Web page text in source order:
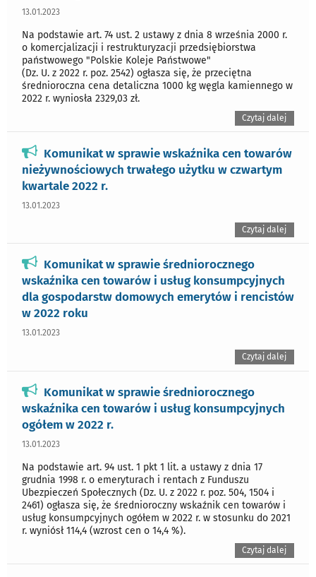
13.01.2023
Na podstawie art. 74 ust. 2 ustawy z dnia 8 września 2000 r.
o komercjalizacji i restrukturyzacji przedsiębiorstwa
państwowego "Polskie Koleje Państwowe"
(Dz. U. z 2022 r. poz. 2542) ogłasza się, że przeciętna
średnioroczna cena detaliczna 1000 kg węgla kamiennego w
2022 r. wyniosła 2329,03 zł.
Czytaj dalej
Komunikat w sprawie wskaźnika cen towarów
nieżywnościowych trwałego użytku w czwartym
kwartale 2022 r.
13.01.2023
Czytaj dalej
Komunikat w sprawie średniorocznego
wskaźnika cen towarów i usług konsumpcyjnych
dla gospodarstw domowych emerytów i rencistów
w 2022 roku
13.01.2023
Czytaj dalej
Komunikat w sprawie średniorocznego
wskaźnika cen towarów i usług konsumpcyjnych
ogółem w 2022 r.
13.01.2023
Na podstawie art. 94 ust. 1 pkt 1 lit. a ustawy z dnia 17
grudnia 1998 r. o emeryturach i rentach z Funduszu
Ubezpieczeń Społecznych (Dz. U. z 2022 r. poz. 504, 1504 i
2461) ogłasza się, że średnioroczny wskaźnik cen towarów i
usług konsumpcyjnych ogółem w 2022 r. w stosunku do 2021
r. wyniósł 114,4 (wzrost cen o 14,4 %).
Czytaj dalej